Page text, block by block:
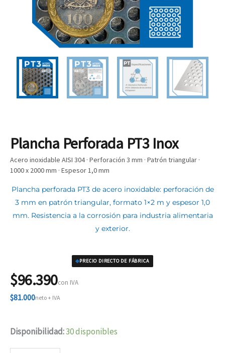
Plancha Perforada PT3 Inox
Acero inoxidable AISI 304 · Perforación 3 mm · Patrón triangular ·
1000 x 2000 mm · Espesor 1,0 mm
Plancha perforada PT3 de acero inoxidable: perforación de
3 mm en patrón triangular, formato 1×2 m y espesor 1,0
mm. Resistencia a la corrosión para industria alimentaria
y exterior.
◆PRECIO DIRECTO DE FÁBRICA
$96.390con IVA
$81.000neto + IVA
Disponibilidad:30 disponibles
Plancha
Perforada